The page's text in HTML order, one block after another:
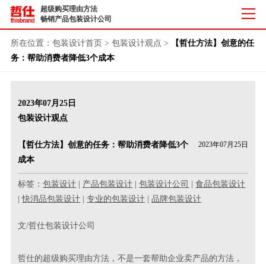
超级购买理由方法
畅销产品包装设计公司
所在位置： 包装设计首页 > 包装设计观点 >
【哲仕方法】创意的任
务：帮助消费者降低3个成本
2023年07月25日
包装设计观点
【哲仕方法】创意的任务：帮助消费者降低3个
成本
2023年07月25日
标签：包装设计 产品包装设计 |包装设计公司 |食品包装设计
|快消品包装设计 |专业的包装设计 |品牌包装设计
文/哲仕包装设计公司
哲仕的超级购买理由方法，不是一套帮助企业卖产品的方法，